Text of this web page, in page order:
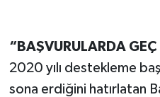
“BAŞVURULARDA
2020 yılı destekleme
sona erdiğini hatırlatan